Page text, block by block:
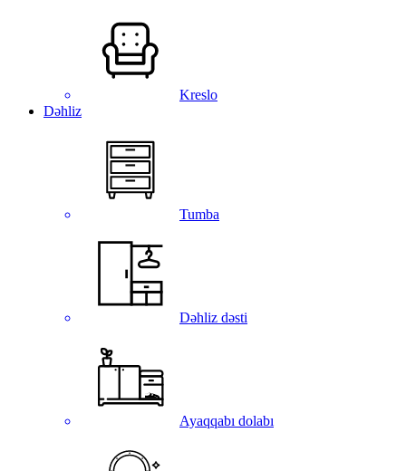
Kreslo
Dəhliz
Tumba
Dəhliz dəsti
Ayaqqabı dolabı